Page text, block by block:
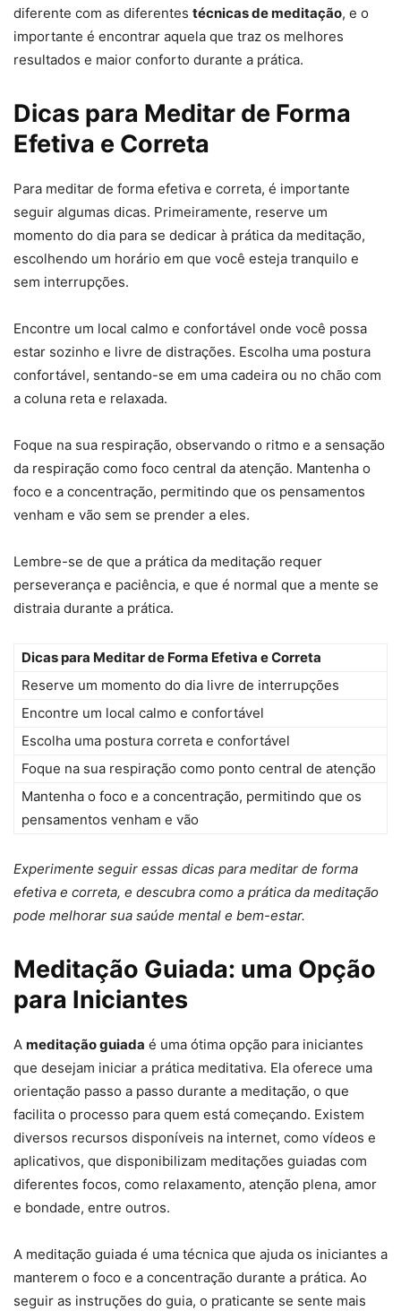
diferente com as diferentes técnicas de meditação, e o
importante é encontrar aquela que traz os melhores
resultados e maior conforto durante a prática.
Dicas para Meditar de Forma
Efetiva e Correta
Para meditar de forma efetiva e correta, é importante
seguir algumas dicas. Primeiramente, reserve um
momento do dia para se dedicar à prática da meditação,
escolhendo um horário em que você esteja tranquilo e
sem interrupções.
Encontre um local calmo e confortável onde você possa
estar sozinho e livre de distrações. Escolha uma postura
confortável, sentando-se em uma cadeira ou no chão com
a coluna reta e relaxada.
Foque na sua respiração, observando o ritmo e a sensação
da respiração como foco central da atenção. Mantenha o
foco e a concentração, permitindo que os pensamentos
venham e vão sem se prender a eles.
Lembre-se de que a prática da meditação requer
perseverança e paciência, e que é normal que a mente se
distraia durante a prática.
Dicas para Meditar de Forma Efetiva e Correta
Reserve um momento do dia livre de interrupções
Encontre um local calmo e confortável
Escolha uma postura correta e confortável
Foque na sua respiração como ponto central de atenção
Mantenha o foco e a concentração, permitindo que os
pensamentos venham e vão
Experimente seguir essas dicas para meditar de forma
efetiva e correta, e descubra como a prática da meditação
pode melhorar sua saúde mental e bem-estar.
Meditação Guiada: uma Opção
para Iniciantes
A meditação guiada é uma ótima opção para iniciantes
que desejam iniciar a prática meditativa. Ela oferece uma
orientação passo a passo durante a meditação, o que
facilita o processo para quem está começando. Existem
diversos recursos disponíveis na internet, como vídeos e
aplicativos, que disponibilizam meditações guiadas com
diferentes focos, como relaxamento, atenção plena, amor
e bondade, entre outros.
A meditação guiada é uma técnica que ajuda os iniciantes a
manterem o foco e a concentração durante a prática. Ao
seguir as instruções do guia, o praticante se sente mais